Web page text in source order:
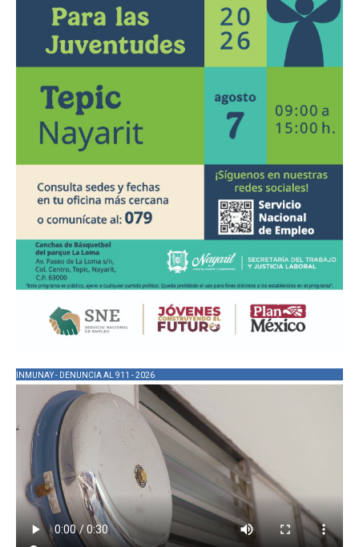
INMUNAY - DENUNCIA AL 911 - 2026